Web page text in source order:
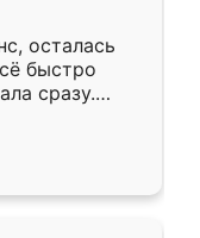
здесь.
осталась
быстро
сразу.
подошёл к
Собрали
даже